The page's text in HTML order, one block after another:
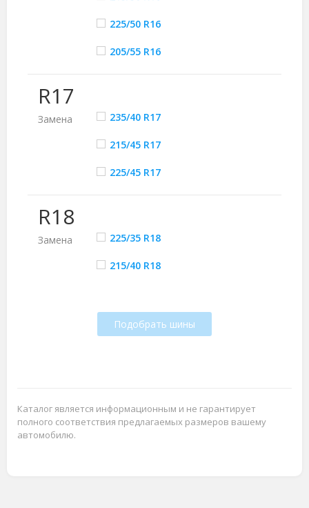
225/50 R16
205/55 R16
R17
Замена 235/40 R17
215/45 R17
225/45 R17
R18
Замена 225/35 R18
215/40 R18
Подобрать шины
Каталог является информационным и не гарантирует
полного соответствия предлагаемых размеров вашему
автомобилю.